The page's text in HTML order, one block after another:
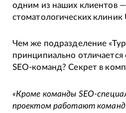
одним из наших клиентов
стоматологических клиник
Чем же подразделение
принципиально отличается
SEO-команд? Секрет в
«Кроме команды SEO-
проектом работают